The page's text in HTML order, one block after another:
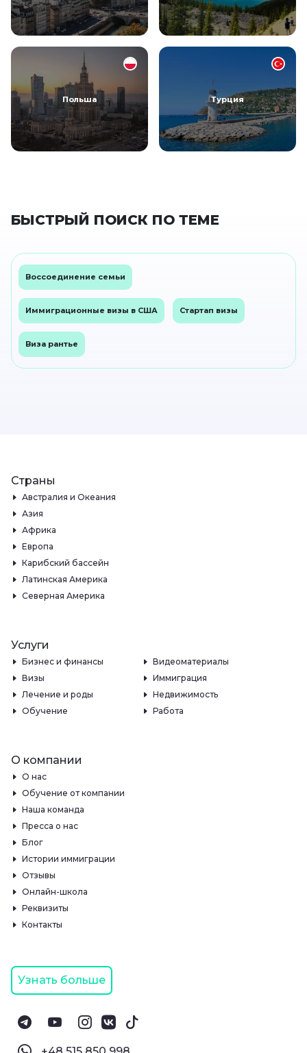
Польша Турция
БЫСТРЫЙ ПОИСК ПО ТЕМЕ
Воссоединение семьи
Иммиграционные визы в США Стартап визы
Виза рантье
Страны
Австралия и Океания
Азия
Африка
Европа
Карибский бассейн
Латинская Америка
Северная Америка
Услуги
Бизнес и финансы
Видеоматериалы
Визы
Иммиграция
Лечение и роды
Недвижимость
Обучение
Работа
О компании
О нас
Обучение от компании
Наша команда
Пресса о нас
Блог
Истории иммиграции
Отзывы
Онлайн-школа
Реквизиты
Контакты
Узнать больше